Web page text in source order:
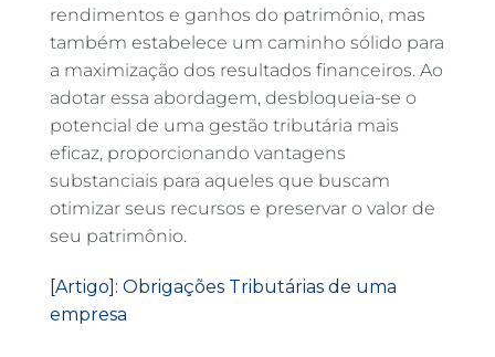
rendimentos e ganhos do patrimônio, mas
também estabelece um caminho sólido para
a maximização dos resultados financeiros. Ao
adotar essa abordagem, desbloqueia-se o
potencial de uma gestão tributária mais
eficaz, proporcionando vantagens
substanciais para aqueles que buscam
otimizar seus recursos e preservar o valor de
seu patrimônio.
[Artigo]: Obrigações Tributárias de uma
empresa